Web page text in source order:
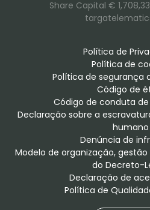
Share Capital €
Política de
Política de
Política de segurança
Código de
Código de conduta
Declaração sobre a
humano
Denúncia de
Modelo de organização,
do Decreto-
Declaração de
Política de